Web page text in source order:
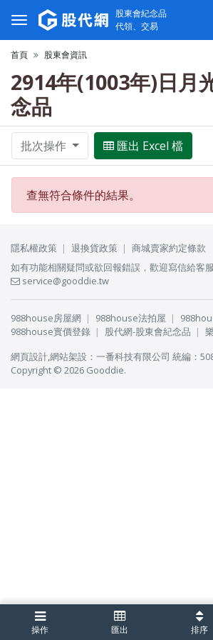
股東會紀念品
代領、交易
首頁 股東會資訊
2914年(1003年)日月
念品
批次操作 匯出 Excel 檔
查無符合條件的結果。
操作 匯出 排序
隱私權政策 退換貨政策
商城賣家約定條款
如有功能相關疑問或欲回報錯誤，歡迎寫信給客服
service@gooddie.tw
988house房屋網 988house法拍屋
988house實價登錄
股代網-股東會紀念品
網頁設計,網站架設 ： 一番科技有限公司 統編：
Copyright © 2026 Gooddie.